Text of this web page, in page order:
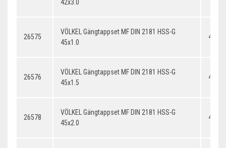
42x3.0
26575
VÖLKEL Gängtappset MF DIN 2181 HSS-G
45x1.0
26576
VÖLKEL Gängtappset MF DIN 2181 HSS-G
45x1.5
26578
VÖLKEL Gängtappset MF DIN 2181 HSS-G
45x2.0